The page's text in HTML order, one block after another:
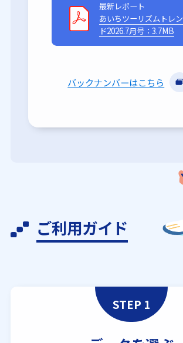
最新レポート
あいちツーリズムトレン
ド2026.7月号：3.7MB
バックナンバーはこちら
ご利用ガイド
STEP 1